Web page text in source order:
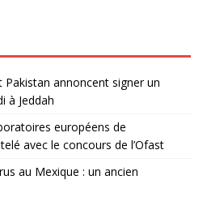
annoncent signer un
à Jeddah
européens de
avec le concours de l’Ofast
au Mexique : un ancien